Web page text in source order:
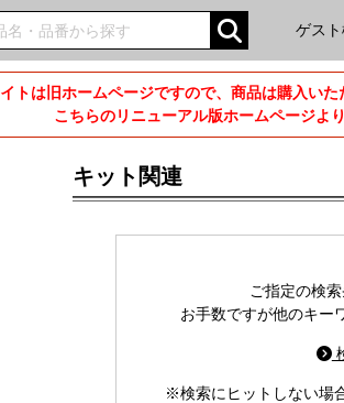
ゲスト
トは旧ホームページですので、商品は購入いた
こちらのリニューアル版ホームページよ
キット関連
ご指定の検
お手数ですが他のキー
検索にヒットしない場